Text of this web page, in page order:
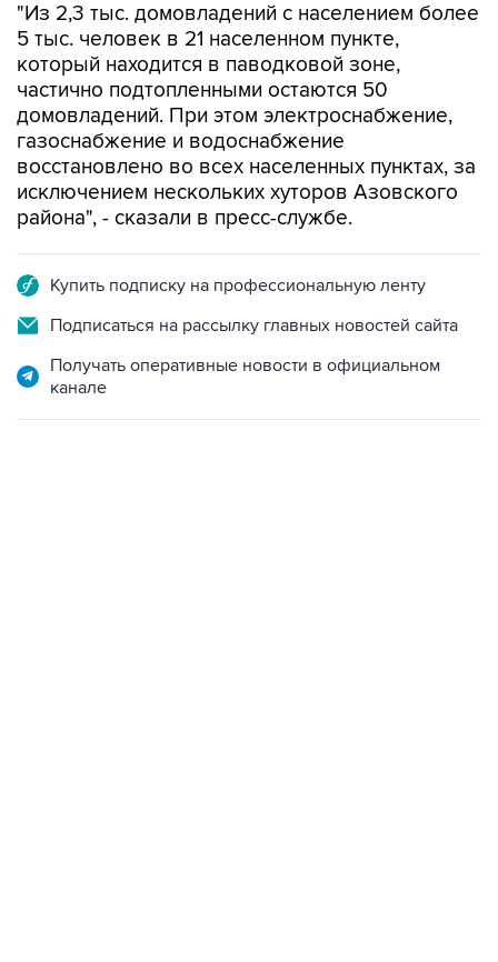
"Из 2,3 тыс. домовладений с населением более
5 тыс. человек в 21 населенном пункте,
который находится в паводковой зоне,
частично подтопленными остаются 50
домовладений. При этом электроснабжение,
газоснабжение и водоснабжение
восстановлено во всех населенных пунктах, за
исключением нескольких хуторов Азовского
района", - сказали в пресс-службе.
Купить подписку на профессиональную ленту
Подписаться на рассылку главных новостей сайта
Получать оперативные новости в официальном
канале